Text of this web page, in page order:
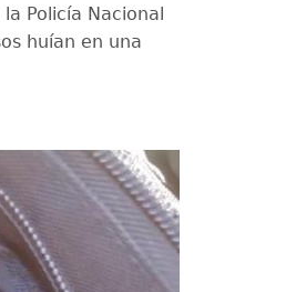
Policía Nacional
huían en una